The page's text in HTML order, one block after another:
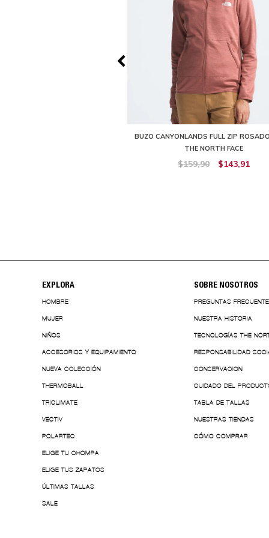
BUZO CANYONLANDS FULL ZIP
THE NORTH FACE
$159,90 $143,91
EXPLORA
HOMBRE
MUJER
NIÑOS
ACCESORIOS Y EQUIPAMIENTO
NUEVA COLECCIÓN
THERMOBALL
TRICLIMATE
VECTIV
POLARTEC
ELIGE TU CHOMPA
ELIGE TUS ZAPATOS
ÚLTIMAS TALLAS
SALE
SOBRE NOSOTROS
PREGUNTAS
NUESTRA HISTORIA
TECNOLOGÍAS THE
RESPONSABILIDAD
CONSERVACION
CUIDADO DEL
TABLA DE TALLAS
NUESTRAS TIENDAS
CÓMO COMPRAR